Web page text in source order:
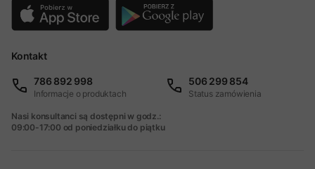
Kontakt
786 892 998
Informacje o produktach
506 299 854
Status zamówienia
Nasi konsultanci są dostępni w godz.:
09:00-17:00 od poniedziałku do piątku